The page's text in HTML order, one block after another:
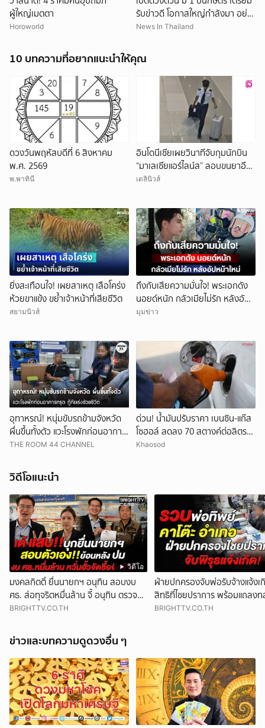
ผู้ใหญ่เมตตา
Horoworld
รับข่าวดี โอกาสใหญ่กำลังมา อย่า
ปล่อยให้หลุดมือ
News In Thailand
10 บทความที่อยากแนะนำให้คุณ
ดวงวันพฤหัสบดีที่ 6 สิงหาคม
พ.ศ. 2569
พ.พาทินี
อินโดนีเซียเผยวินาทีจับกุมนักบิน
“มาเลเซียแอร์ไลน์ส” ลอบขนยาอี
26 กก.(คลิป)
เดลินิวส์
ยิ่งสะเทือนใจ! เผยสาเหตุ เสือโคร่ง
ห้วยขาแข้ง ขย้ำเจ้าหน้าที่เสียชีวิต
สยามนิวส์
ถึงกับเสียความมั่นใจ! พระเอกดัง
นอยด์หนัก กลัวเมียไม่รัก หลังอัป
หน้าใหม่
มุมข่าว
อุทาหรณ์! หนุ่มขับรถข้ามจังหวัด
ผื่นขึ้นทั้งตัว แวะโรงพักก่อนอาการ
ทรุด กู้ภัยเร่งช่วยชีวิต
THE ROOM 44 CHANNEL
ด่วน! น้ำมันปรับราคา เบนซิน-แก๊ส
โซฮอล์ ลดลง 70 สตางค์ต่อลิตร
ส่วนดีเซลราคาคงเดิม
Khaosod
วิดีโอแนะนำ
วิดีโอ
มงคลกิตติ์ ยื่นนายกฯ อนุทิน สอบงบ
ศธ. ส่อทุจริตหมื่นล้าน จี้ อนุทิน ตรวจ
สอบตัวเองสมัยดูแล ศธ.
BRIGHTTV.CO.TH
ฝ่ายปกครองจับพ่อรับจ้างแจ้งเ
สิทธิที่ไชยปราการ พร้อมแถลงท
ทุจริต บัตร 10 ปี ที่แม่สอด
BRIGHTTV.CO.TH
ข่าวและบทความดูดวงอื่น ๆ